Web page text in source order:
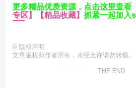
更多精品优质资源，点击这里查看
专区】 【精品收藏】 抓紧一起加入
© 版权声明
文章版权归作者所有，未经允许请勿转载。
THE END